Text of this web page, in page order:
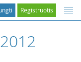
Registruotis